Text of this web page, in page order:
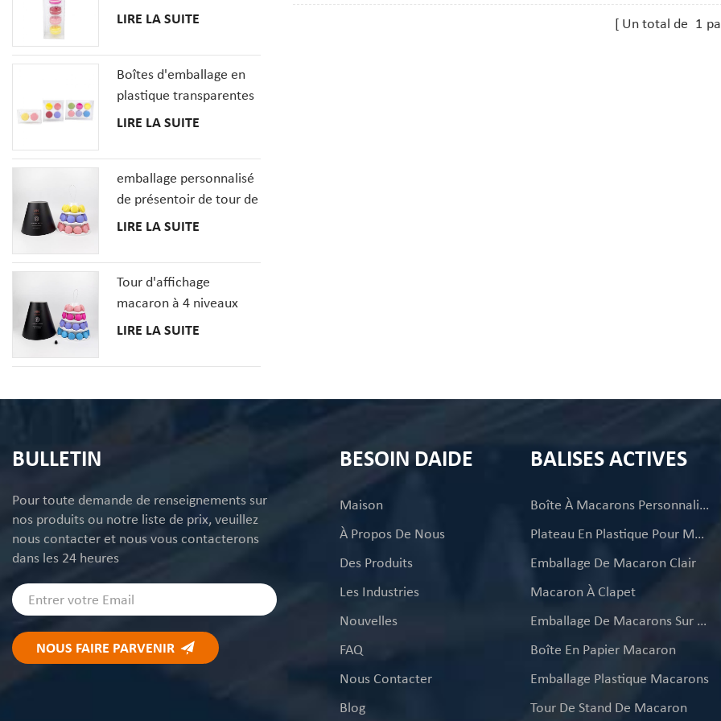
Un total de 1
plastique transparent
français
LIRE LA SUITE
Boîtes d'emballage en
plastique transparentes
de biscuit de macarons
d'insertions
LIRE LA SUITE
emballage personnalisé
de présentoir de tour de
macaron à 3 niveaux
LIRE LA SUITE
Tour d'affichage
macaron à 4 niveaux
avec couverture en
LIRE LA SUITE
BULLETIN
Pour toute demande de renseignements sur
nos produits ou notre liste de prix, veuillez
nous contacter et nous vous contacterons
dans les 24 heures
BESOIN DAIDE
Maison
À Propos De Nous
Des Produits
Les Industries
Nouvelles
FAQ
Nous Contacter
Blog
BALISES ACTIVES
Boîte À Macarons Personnalisée
Plateau En Plastique Pour Macarons
Emballage De Macaron Clair
Macaron À Clapet
Emballage De Macarons Sur Mesure
Boîte En Papier Macaron
Emballage Plastique Macarons
Tour De Stand De Macaron